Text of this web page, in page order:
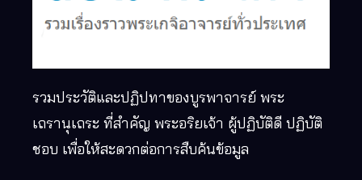
รวมประวัติและปฏิปทาของบูรพาจารย์ พระ
เถรานุเถระ ที่สำคัญ พระอริยเจ้า ผู้ปฏิบัติดี ปฏิบัติ
ชอบ เพื่อให้สะดวกต่อการสืบค้นข้อมูล